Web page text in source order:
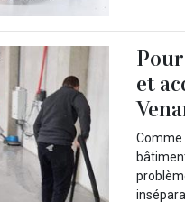
et
Comme